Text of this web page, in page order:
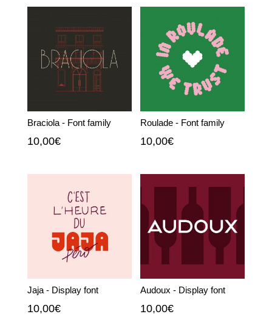
Braciola - Font family
10,00€
Roulade - Font family
10,00€
Jaja - Display font
10,00€
Audoux - Display font
10,00€